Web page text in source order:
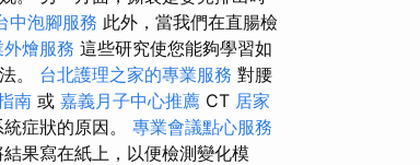
中泡腳服務 此外，當我們在直腸檢
燴服務 這些研究使您能夠學習如
。 台北護理之家的專業服務 對腰
南 或 嘉義月子中心推薦 CT 居家
症狀的原因。 專業會議點心服務
果寫在紙上，以便檢測變化模